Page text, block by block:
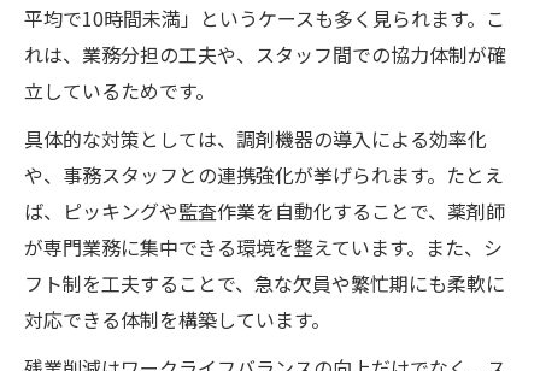
平均で10時間未満」というケースも多く見られます。こ
れは、業務分担の工夫や、スタッフ間での協力体制が確
立しているためです。
具体的な対策としては、調剤機器の導入による効率化
や、事務スタッフとの連携強化が挙げられます。たとえ
ば、ピッキングや監査作業を自動化することで、薬剤師
が専門業務に集中できる環境を整えています。また、シ
フト制を工夫することで、急な欠員や繁忙期にも柔軟に
対応できる体制を構築しています。